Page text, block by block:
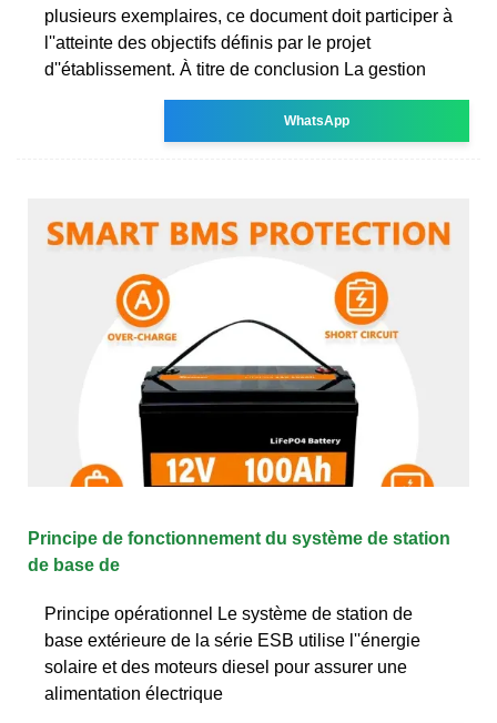
plusieurs exemplaires, ce document doit participer à
l''atteinte des objectifs définis par le projet
d''établissement. À titre de conclusion La gestion
WhatsApp
Principe de fonctionnement du système de station
de base de
Principe opérationnel Le système de station de
base extérieure de la série ESB utilise l''énergie
solaire et des moteurs diesel pour assurer une
alimentation électrique